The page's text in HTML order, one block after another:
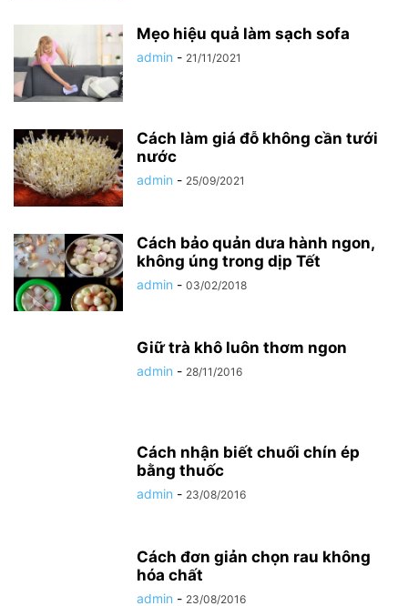
Mẹo hiệu quả làm sạch sofa
admin - 21/11/2021
Cách làm giá đỗ không cần tưới
nước
admin - 25/09/2021
Cách bảo quản dưa hành ngon,
không úng trong dịp Tết
admin - 03/02/2018
Giữ trà khô luôn thơm ngon
admin - 28/11/2016
Cách nhận biết chuối chín ép
bằng thuốc
admin - 23/08/2016
Cách đơn giản chọn rau không
hóa chất
admin - 23/08/2016